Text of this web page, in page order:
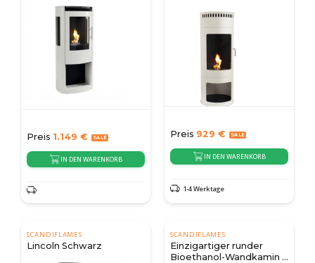
Preis 1.149 €
IN DEN WARENKORB
Preis 929 €
IN DEN WARENKORB
1-4 Werktage
SCANDIFLAMES
Lincoln Schwarz
SCANDIFLAMES
Einzigartiger runder
Bioethanol-Wandkamin -